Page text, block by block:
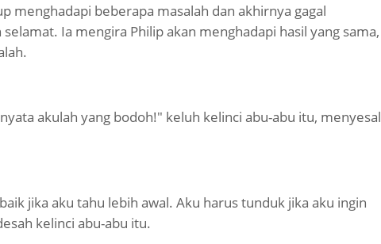
menghadapi beberapa masalah dan akhirnya gagal
Ia mengira Philip akan menghadapi hasil yang sama,
akulah yang bodoh!" keluh kelinci abu-abu itu, menyesal
jika aku tahu lebih awal. Aku harus tunduk jika aku ingin
kelinci abu-abu itu.